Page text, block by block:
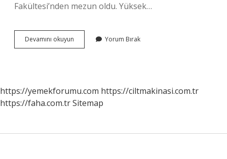
Fakültesi’nden mezun oldu. Yüksek…
Devamını okuyun
Arslan
Yorum Bırak
https://yemekforumu.com https://ciltmakinasi.com.tr
https://faha.com.trSitemap